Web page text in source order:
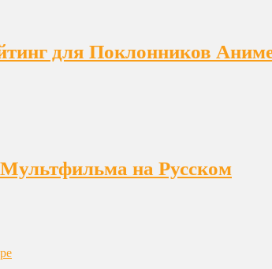
для Поклонников
на Русском